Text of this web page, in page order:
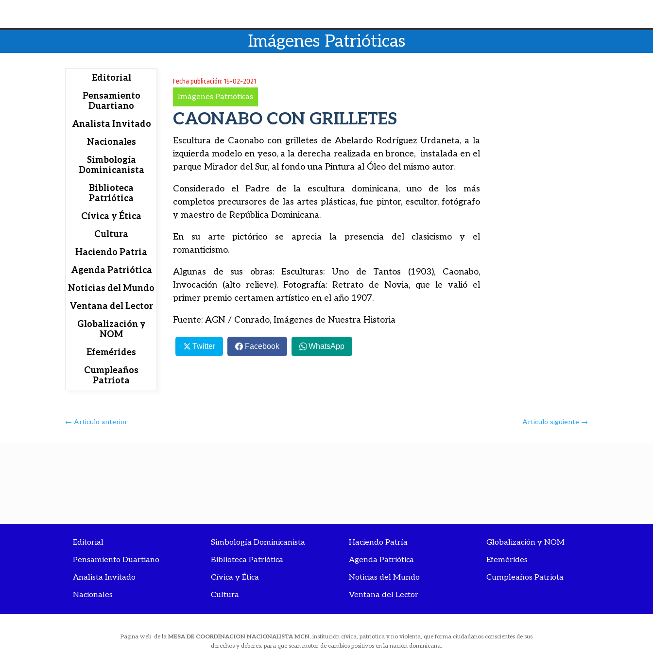
Imágenes Patrióticas
Editorial
Pensamiento
Duartiano
Analista Invitado
Nacionales
Simbología
Dominicanista
Biblioteca
Patriótica
Cívica y Ética
Cultura
Haciendo Patria
Agenda Patriótica
Noticias del Mundo
Ventana del Lector
Globalización y
NOM
Efemérides
Cumpleaños
Patriota
Fecha publicación: 15-02-2021
Imágenes Patrióticas
CAONABO CON GRILLETES
Escultura de Caonabo con grilletes de Abelardo Rodríguez Urdaneta, a la
izquierda modelo en yeso, a la derecha realizada en bronce, instalada en el
parque Mirador del Sur, al fondo una Pintura al Óleo del mismo autor.
Considerado el Padre de la escultura dominicana, uno de los más
completos precursores de las artes plásticas, fue pintor, escultor, fotógrafo
y maestro de República Dominicana.
En su arte pictórico se aprecia la presencia del clasicismo y el
romanticismo.
Algunas de sus obras: Esculturas: Uno de Tantos (1903), Caonabo,
Invocación (alto relieve). Fotografía: Retrato de Novia, que le valió el
primer premio certamen artístico en el año 1907.
Fuente: AGN / Conrado, Imágenes de Nuestra Historia
Twitter Facebook WhatsApp
←Articulo anterior Articulo siguiente →
Editorial
Pensamiento Duartiano
Analista Invitado
Nacionales
Simbología Dominicanista
Biblioteca Patriótica
Cívica y Ética
Cultura
Haciendo Patría
Agenda Patriótica
Noticias del Mundo
Ventana del Lector
Globalización y NOM
Efemérides
Cumpleaños Patriota
Página web de la MESA DE COORDINACION NACIONALISTA MCN, institución cívica, patriótica y no violenta, que forma ciudadanos conscientes de sus
derechos y deberes, para que sean motor de cambios positivos en la nación dominicana.